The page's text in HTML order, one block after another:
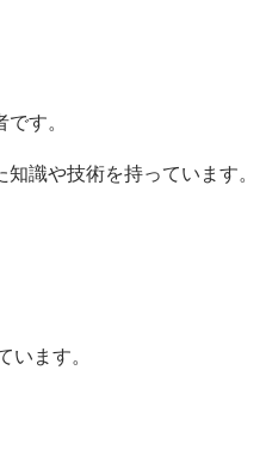
す。
識や技術を持っています。
ます。